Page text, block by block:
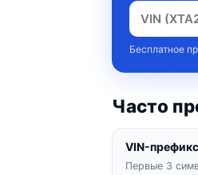
Бесплатное
Часто
VIN-
Первые 3